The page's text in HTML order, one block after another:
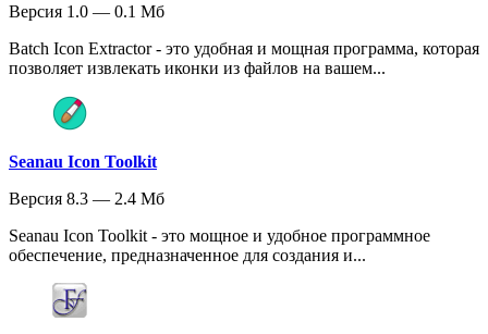
Версия 1.0 — 0.1 Мб
Batch Icon Extractor - это удобная и мощная программа, которая
позволяет извлекать иконки из файлов на вашем...
Seanau Icon Toolkit
Версия 8.3 — 2.4 Мб
Seanau Icon Toolkit - это мощное и удобное программное
обеспечение, предназначенное для создания и...